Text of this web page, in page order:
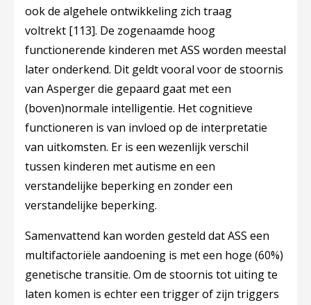
ook de algehele ontwikkeling zich traag
voltrekt [113]. De zogenaamde hoog
functionerende kinderen met ASS worden meestal
later onderkend. Dit geldt vooral voor de stoornis
van Asperger die gepaard gaat met een
(boven)normale intelligentie. Het cognitieve
functioneren is van invloed op de interpretatie
van uitkomsten. Er is een wezenlijk verschil
tussen kinderen met autisme en een
verstandelijke beperking en zonder een
verstandelijke beperking.
Samenvattend kan worden gesteld dat ASS een
multifactoriële aandoening is met een hoge (60%)
genetische transitie. Om de stoornis tot uiting te
laten komen is echter een trigger of zijn triggers